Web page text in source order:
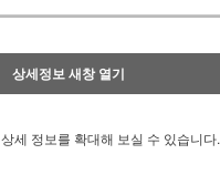
상세정보 새창 열기
상세 정보를 확대해 보실 수 있습니다.